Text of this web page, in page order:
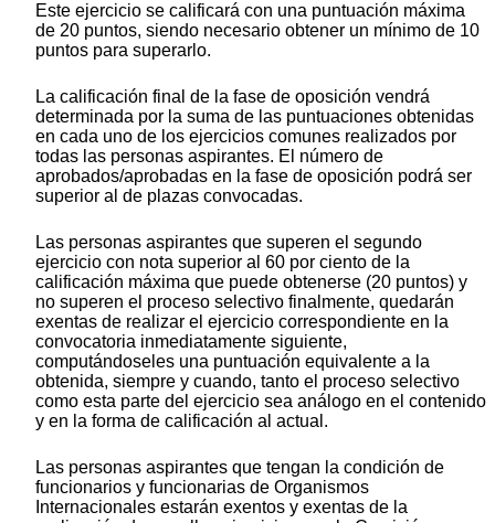
Este ejercicio se calificará con una puntuación máxima
de 20 puntos, siendo necesario obtener un mínimo de 10
puntos para superarlo.
La calificación final de la fase de oposición vendrá
determinada por la suma de las puntuaciones obtenidas
en cada uno de los ejercicios comunes realizados por
todas las personas aspirantes. El número de
aprobados/aprobadas en la fase de oposición podrá ser
superior al de plazas convocadas.
Las personas aspirantes que superen el segundo
ejercicio con nota superior al 60 por ciento de la
calificación máxima que puede obtenerse (20 puntos) y
no superen el proceso selectivo finalmente, quedarán
exentas de realizar el ejercicio correspondiente en la
convocatoria inmediatamente siguiente,
computándoseles una puntuación equivalente a la
obtenida, siempre y cuando, tanto el proceso selectivo
como esta parte del ejercicio sea análogo en el contenido
y en la forma de calificación al actual.
Las personas aspirantes que tengan la condición de
funcionarios y funcionarias de Organismos
Internacionales estarán exentos y exentas de la